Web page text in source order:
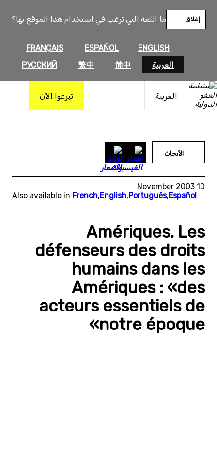
ما اللغة التي ترغب في استخدام هذا الموقع بها؟
ENGLISH
ESPAÑOL
FRANÇAIS
العربية
简中
繁中
РУССКИЙ
إغلاق
العربية تبرعوا الآن
المحتوى
الأبحاث
10 November 2003
Also available in French,English,Português,Español
Amériques. Les
défenseurs des droits
humains dans les
Amériques : «des
acteurs essentiels de
notre époque»